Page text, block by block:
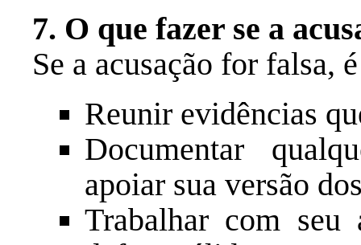
7. O que fazer se a
Se a acusação for falsa,
Reunir evidências
Documentar
apoiar sua versão
Trabalhar com seu